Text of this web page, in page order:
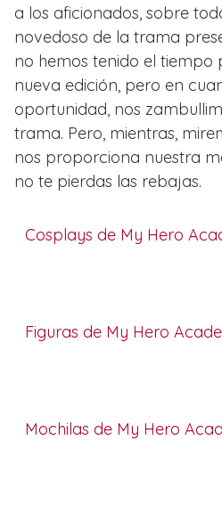
a los aficionados, sobre
novedoso de la trama
no hemos tenido el tiempo
nueva edición, pero en
oportunidad, nos
trama. Pero, mientras,
nos proporciona nuestra
no te pierdas las rebajas.
Cosplays de My Hero
Figuras de My Hero
Mochilas de My Hero